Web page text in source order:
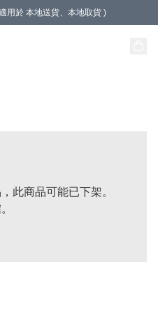
用於 本地送貨、本地取貨 )
此商品可能已下架。